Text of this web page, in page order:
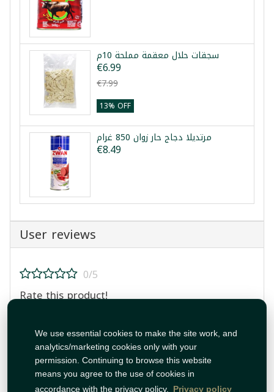
We use essential cookies to make the site work, and
analytics/marketing cookies only with your
permission. Continuing to browse this website
means you agree to the use of cookies in
accordance with the privacy policy. Privacy policy
سجقات حلال معقمة مملحة 10م
€6.99
€7.99
13% OFF
مرتديلا دجاج حار زوان 850 غرام
€8.49
User reviews
0/5
Rate this product!
Post Review